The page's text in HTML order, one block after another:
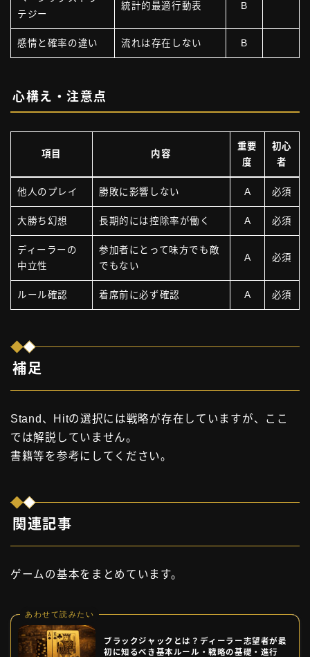
テジー
統計的最適行動表 B
感情と確率の違い 流れは存在しない B
心構え・注意点
項目 内容
重要
度
初心
者
他人のプレイ 勝敗に影響しない A 必須
大勝ち幻想 長期的には控除率が働く A 必須
ディーラーの
中立性
参加者にとって味方でも敵
でもない
A 必須
ルール確認 着席前に必ず確認 A 必須
補足
Stand、Hitの選択には戦略が存在していますが、ここ
では解説していません。
書籍等を参考にしてください。
関連記事
ゲームの基本をまとめています。
あわせて読みたい
ブラックジャックとは？ディーラー志望者が最
初に知るべき基本ルール・戦略の基礎・進行